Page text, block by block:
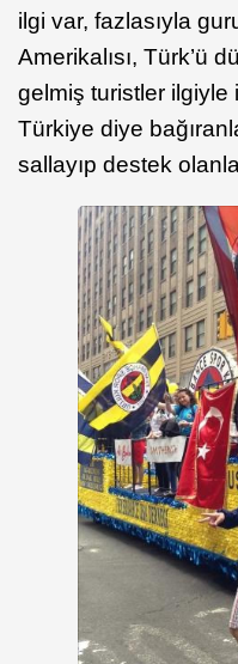
ilgi var, fazlasıyla
Amerikalısı, Türk’ü
gelmiş turistler ilgiyle
Türkiye diye
sallayıp destek